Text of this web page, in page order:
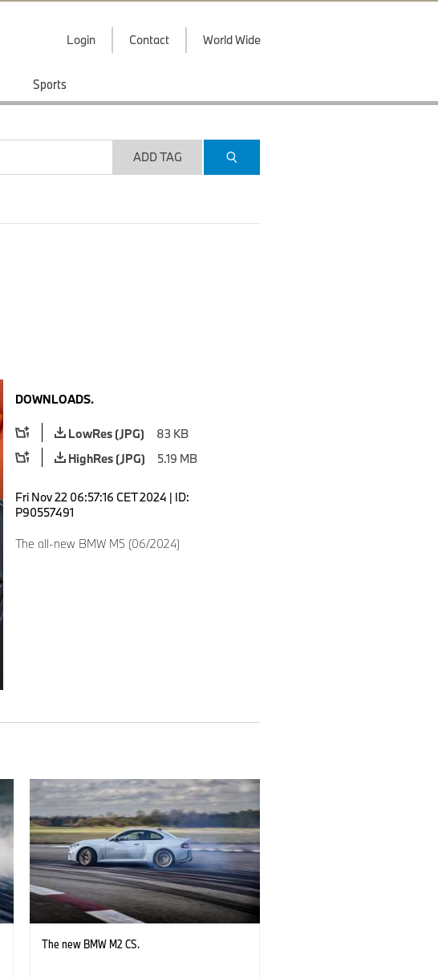
Login Contact World Wide
Sports
ADD TAG
DOWNLOADS.
LowRes (JPG)
83 KB
HighRes (JPG)
5.19 MB
Fri Nov 22 06:57:16 CET 2024 | ID:
P90557491
The all-new BMW M5 (06/2024)
The new BMW M2 CS.